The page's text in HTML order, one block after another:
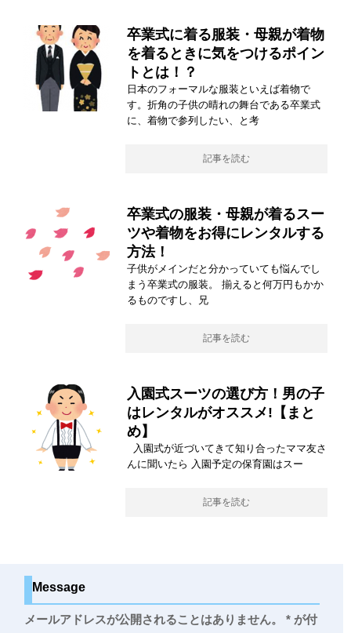
卒業式に着る服装・母親が着物
を着るときに気をつけるポイン
トとは！？
日本のフォーマルな服装といえば着物で
す。折角の子供の晴れの舞台である卒業式
に、着物で参列したい、と考
記事を読む
卒業式の服装・母親が着るスー
ツや着物をお得にレンタルする
方法！
子供がメインだと分かっていても悩んでし
まう卒業式の服装。 揃えると何万円もかか
るものですし、兄
記事を読む
入園式スーツの選び方！男の子
はレンタルがオススメ!【まと
め】
入園式が近づいてきて知り合ったママ友さ
んに聞いたら 入園予定の保育園はスー
記事を読む
Message
メールアドレスが公開されることはありません。 * が付